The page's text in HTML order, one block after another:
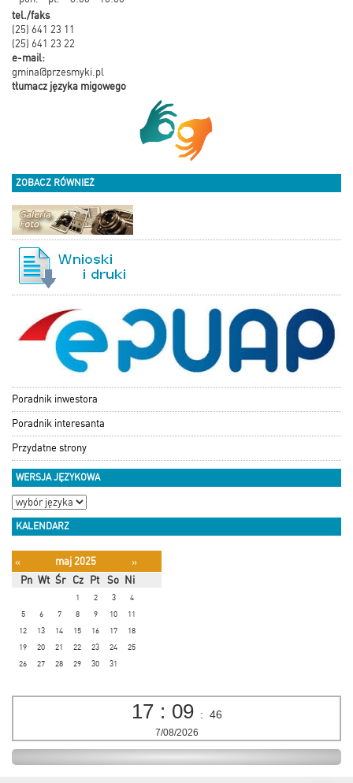
tel./faks
(25) 641 23 11
(25) 641 23 22
e-mail:
gmina@przesmyki.pl
tłumacz języka migowego
ZOBACZ RÓWNIEŻ
Poradnik inwestora
Poradnik interesanta
Przydatne strony
WERSJA JĘZYKOWA
KALENDARZ
« maj 2025
»
Pn Wt Śr Cz Pt So Ni
1 2 3
4
5
6 7 8 9 10
11
12
13 14 15 16 17
18
19
20 21 22 23 24
25
26
27 28 29 30 31
17 : 09 : 47
7/08/2026